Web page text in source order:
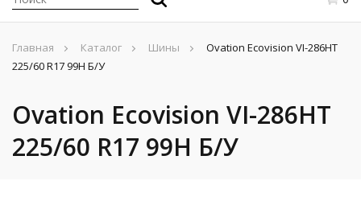
Главная Каталог Шины
Ovation Ecovision VI-286HT
225/60 R17 99H Б/У
Ovation Ecovision VI-286HT
225/60 R17 99H Б/У